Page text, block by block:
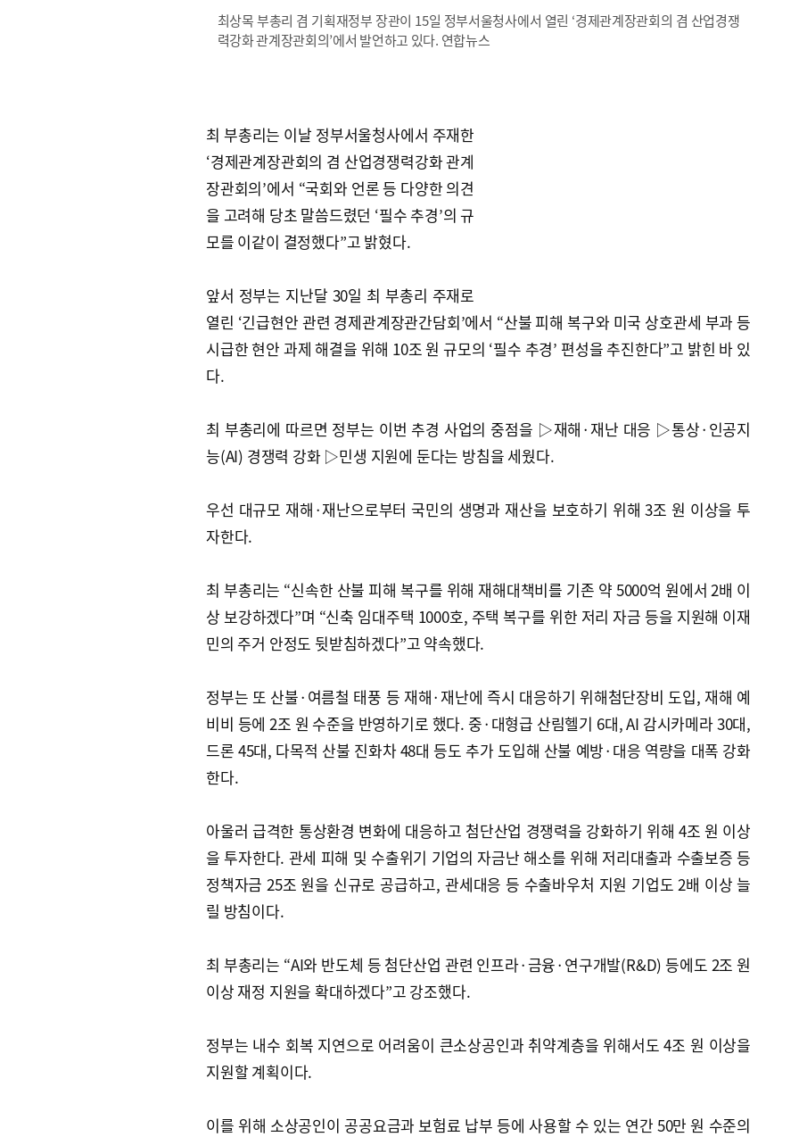
최상목 부총리 겸 기획재정부 장관이 15일 정부서울청사에서 열린 ‘경제관계장관회의 겸 산업경쟁
력강화 관계장관회의’에서 발언하고 있다. 연합뉴스
최 부총리는 이날 정부서울청사에서 주재한
‘경제관계장관회의 겸 산업경쟁력강화 관계
장관회의’에서 “국회와 언론 등 다양한 의견
을 고려해 당초 말씀드렸던 ‘필수 추경’의 규
모를 이같이 결정했다”고 밝혔다.
앞서 정부는 지난달 30일 최 부총리 주재로
열린 ‘긴급현안 관련 경제관계장관간담회’에서 “산불 피해 복구와 미국 상호관세 부과 등
시급한 현안 과제 해결을 위해 10조 원 규모의 ‘필수 추경’ 편성을 추진한다”고 밝힌 바 있
다.
최 부총리에 따르면 정부는 이번 추경 사업의 중점을 ▷재해·재난 대응 ▷통상·인공지
능(AI) 경쟁력 강화 ▷민생 지원에 둔다는 방침을 세웠다.
우선 대규모 재해·재난으로부터 국민의 생명과 재산을 보호하기 위해 3조 원 이상을 투
자한다.
최 부총리는 “신속한 산불 피해 복구를 위해 재해대책비를 기존 약 5000억 원에서 2배 이
상 보강하겠다”며 “신축 임대주택 1000호, 주택 복구를 위한 저리 자금 등을 지원해 이재
민의 주거 안정도 뒷받침하겠다”고 약속했다.
정부는 또 산불·여름철 태풍 등 재해·재난에 즉시 대응하기 위해첨단장비 도입, 재해 예
비비 등에 2조 원 수준을 반영하기로 했다. 중·대형급 산림헬기 6대, AI 감시카메라 30대,
드론 45대, 다목적 산불 진화차 48대 등도 추가 도입해 산불 예방·대응 역량을 대폭 강화
한다.
아울러 급격한 통상환경 변화에 대응하고 첨단산업 경쟁력을 강화하기 위해 4조 원 이상
을 투자한다. 관세 피해 및 수출위기 기업의 자금난 해소를 위해 저리대출과 수출보증 등
정책자금 25조 원을 신규로 공급하고, 관세대응 등 수출바우처 지원 기업도 2배 이상 늘
릴 방침이다.
최 부총리는 “AI와 반도체 등 첨단산업 관련 인프라·금융·연구개발(R&D) 등에도 2조 원
이상 재정 지원을 확대하겠다”고 강조했다.
정부는 내수 회복 지연으로 어려움이 큰소상공인과 취약계층을 위해서도 4조 원 이상을
지원할 계획이다.
이를 위해 소상공인이 공공요금과 보험료 납부 등에 사용할 수 있는 연간 50만 원 수준의